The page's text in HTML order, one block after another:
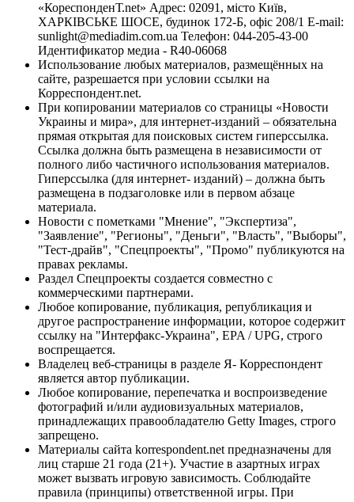
«КореспонденТ.net» Адрес: 02091, місто Київ,
ХАРКІВСЬКЕ ШОСЕ, будинок 172-Б, офіс 208/1 E-mail:
sunlight@mediadim.com.ua Телефон: 044-205-43-00
Идентификатор медиа - R40-06068
Использование любых материалов, размещённых на
сайте, разрешается при условии ссылки на
Корреспондент.net.
При копировании материалов со страницы «Новости
Украины и мира», для интернет-изданий – обязательна
прямая открытая для поисковых систем гиперссылка.
Ссылка должна быть размещена в независимости от
полного либо частичного использования материалов.
Гиперссылка (для интернет- изданий) – должна быть
размещена в подзаголовке или в первом абзаце
материала.
Новости с пометками "Мнение", "Экспертиза",
"Заявление", "Регионы", "Деньги", "Власть", "Выборы",
"Тест-драйв", "Спецпроекты", "Промо" публикуются на
правах рекламы.
Раздел Спецпроекты создается совместно с
коммерческими партнерами.
Любое копирование, публикация, републикация и
другое распространение информации, которое содержит
ссылку на "Интерфакс-Украина", EPA / UPG, строго
воспрещается.
Владелец веб-страницы в разделе Я- Корреспондент
является автор публикации.
Любое копирование, перепечатка и воспроизведение
фотографий и/или аудиовизуальных материалов,
принадлежащих правообладателю Getty Images, строго
запрещено.
Материалы сайта korrespondent.net предназначены для
лиц старше 21 года (21+). Участие в азартных играх
может вызвать игровую зависимость. Соблюдайте
правила (принципы) ответственной игры. При